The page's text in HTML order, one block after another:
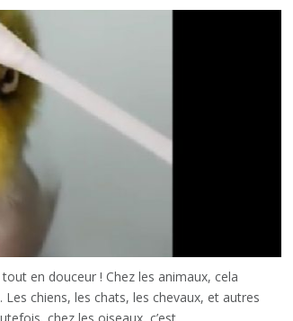
en douceur ! Chez les animaux, cela
chiens, les chats, les chevaux, et autres